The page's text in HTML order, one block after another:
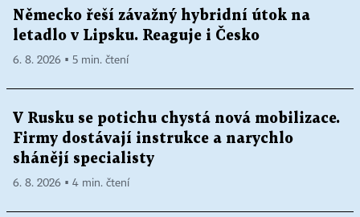
Německo řeší závažný hybridní útok na
letadlo v Lipsku. Reaguje i Česko
6. 8. 2026 ▪ 5 min. čtení
V Rusku se potichu chystá nová mobilizace.
Firmy dostávají instrukce a narychlo
shánějí specialisty
6. 8. 2026 ▪ 4 min. čtení